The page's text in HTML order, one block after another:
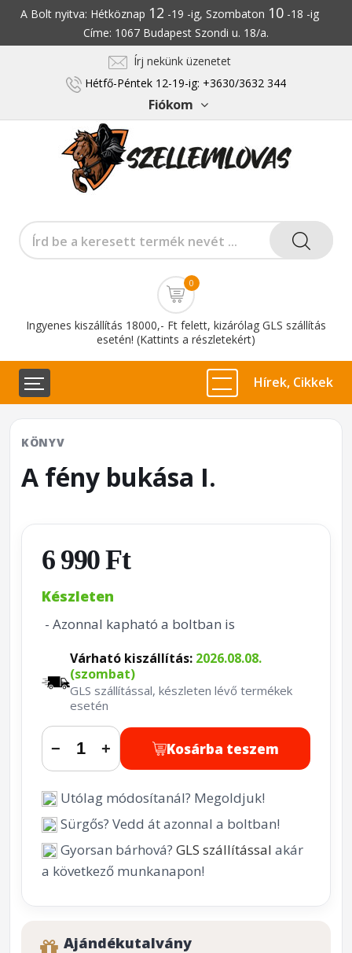
A Bolt nyitva: Hétköznap 12 -19 -ig, Szombaton 10-18 -ig
Címe: 1067 Budapest Szondi u. 18/a.
Írj nekünk üzenetet
Hétfő-Péntek 12-19-ig: +3630/3632 344
Fiókom
0
Ingyenes kiszállítás 18000,- Ft felett, kizárólag GLS szállítás
esetén! (Kattints a részletekért)
Hírek, Cikkek
KÖNYV
A fény bukása I.
6 990 Ft
Készleten
- Azonnal kapható a boltban is
Várható kiszállítás: 2026.08.08.
(szombat)
GLS szállítással, készleten lévő termékek
esetén
− + Kosárba teszem
Utólag módosítanál? Megoldjuk!
Sürgős? Vedd át azonnal a boltban!
Gyorsan bárhová? GLS szállítással akár
a következő munkanapon!
Ajándékutalvány